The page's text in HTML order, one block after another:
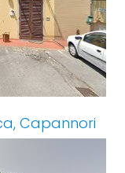
Capannori